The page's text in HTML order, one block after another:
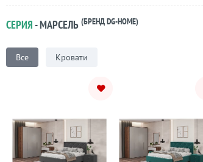
СЕРИЯ- МАРСЕЛЬ (БРЕНД DG-HOME)
Все Кровати